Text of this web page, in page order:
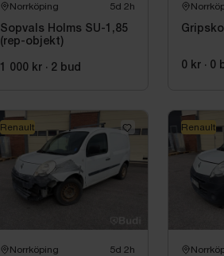
Norrköping 5d 2h
Sopvals Holms SU-1,85
(rep-objekt)
1 000 kr · 2 bud 0 kr · 0
Norrköping 5d 2h
Renault Renault